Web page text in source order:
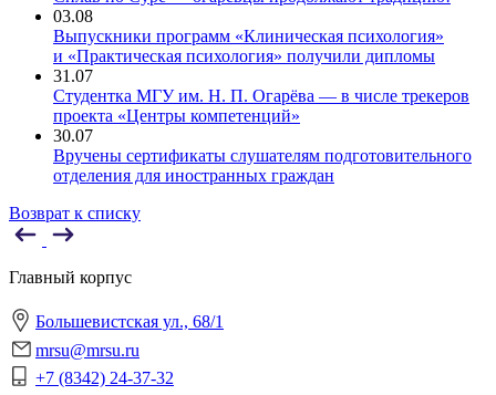
03.08
Выпускники программ «Клиническая психология»
и «Практическая психология» получили дипломы
31.07
Студентка МГУ им. Н. П. Огарёва — в числе трекеров
проекта «Центры компетенций»
30.07
Вручены сертификаты слушателям подготовительного
отделения для иностранных граждан
Возврат к списку
Главный корпус
Большевистская ул., 68/1
mrsu@mrsu.ru
+7 (8342) 24-37-32